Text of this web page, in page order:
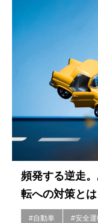
頻発する逆走
転への対策とは
#自動車 #安全